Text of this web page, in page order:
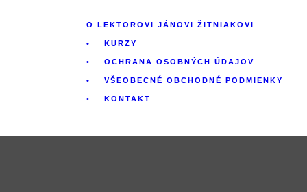
O LEKTOROVI JÁNOVI ŽITNIAKOVI
KURZY
OCHRANA OSOBNÝCH ÚDAJOV
VŠEOBECNÉ OBCHODNÉ PODMIENKY
KONTAKT